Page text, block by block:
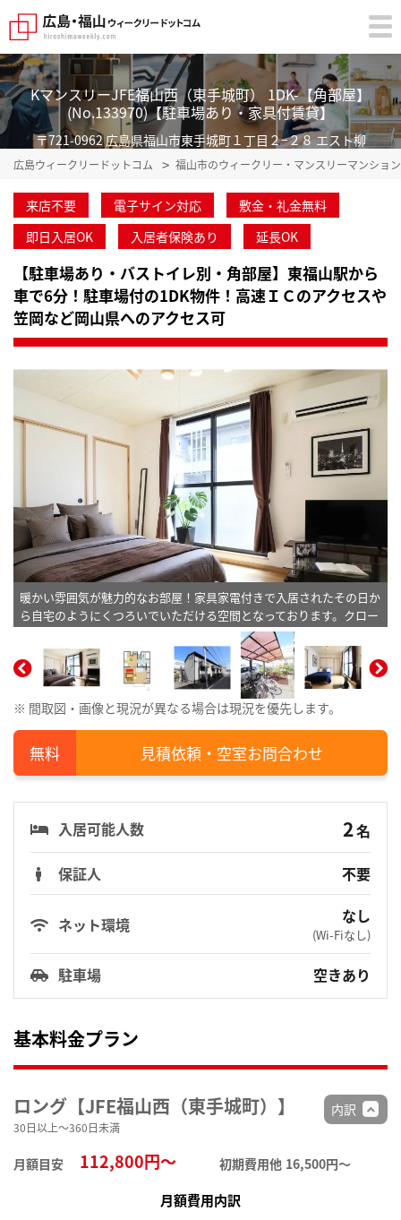
KマンスリーJFE福山西（東手城町） 1DK-【角部屋】
(No.133970)【駐車場あり・家具付賃貸】
〒721-0962 広島県福山市東手城町１丁目２−２８ エスト柳
広島ウィークリードットコム 福山市のウィークリー・マンスリーマンショ
来店不要 電子サイン対応
敷金・礼金無料
即日入居OK
入居者保険あり 延長OK
【駐車場あり・バストイレ別・角部屋】東福山駅から
車で6分！駐車場付の1DK物件！高速ＩＣのアクセスや
笠岡など岡山県へのアクセス可
暖かい雰囲気が魅力的なお部屋！家具家電付きで入居されたその日か
ら自宅のようにくつろいでいただける空間となっております。クロー
ゼットもございますので、ぜひご利用ください(^^♪※植木と額とク
ッションなどの装飾は写真用です。
※ 間取図・画像と現況が異なる場合は現況を優先します。
見積依頼・空室お問合わせ
入居可能人数 2名
保証人
不要
ネット環境 なし
(Wi-Fiなし)
駐車場 空きあり
基本料金プラン
ロング【JFE福山西（東手城町）】
30日以上～360日未満
月額目安 112,800円～ 初期費用他 16,500円〜
内訳
月額費用内訳